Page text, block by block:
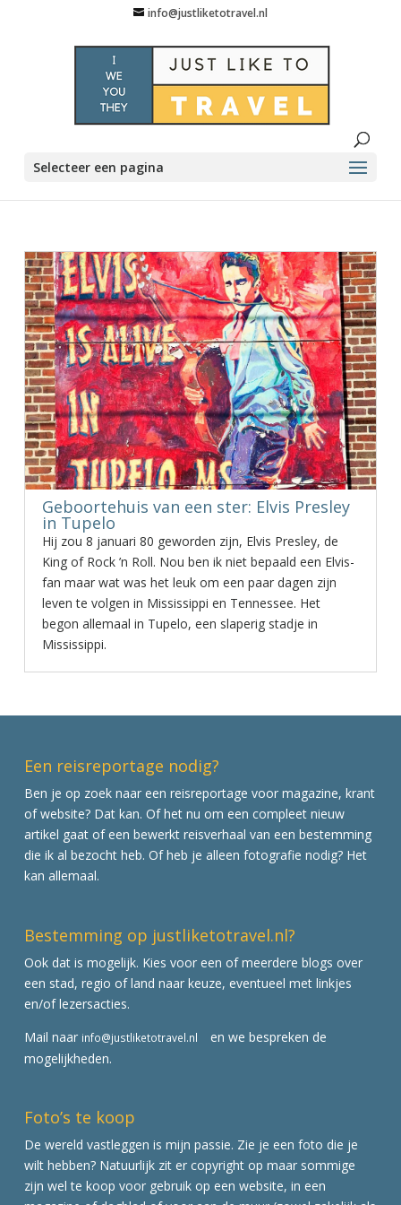
info@justliketotravel.nl
Selecteer een pagina
Geboortehuis van een ster: Elvis Presley
in Tupelo
Hij zou 8 januari 80 geworden zijn, Elvis Presley, de
King of Rock ’n Roll. Nou ben ik niet bepaald een Elvis-
fan maar wat was het leuk om een paar dagen zijn
leven te volgen in Mississippi en Tennessee. Het
begon allemaal in Tupelo, een slaperig stadje in
Mississippi.
Een reisreportage nodig?
Ben je op zoek naar een reisreportage voor magazine, krant
of website? Dat kan. Of het nu om een compleet nieuw
artikel gaat of een bewerkt reisverhaal van een bestemming
die ik al bezocht heb. Of heb je alleen fotografie nodig? Het
kan allemaal.
Bestemming op justliketotravel.nl?
Ook dat is mogelijk. Kies voor een of meerdere blogs over
een stad, regio of land naar keuze, eventueel met linkjes
en/of lezersacties.
Mail naar info@justliketotravel.nl
en we bespreken de
mogelijkheden.
Foto’s te koop
De wereld vastleggen is mijn passie. Zie je een foto die je
wilt hebben? Natuurlijk zit er copyright op maar sommige
zijn wel te koop voor gebruik op een website, in een